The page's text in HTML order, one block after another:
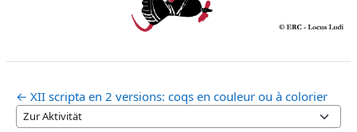
← XII scripta en 2 versions: coqs en couleur ou à colorier
Zur Aktivität